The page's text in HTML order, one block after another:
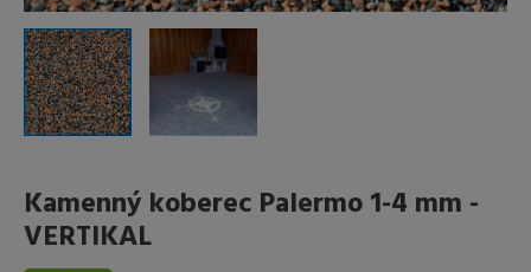
Kamenný koberec Palermo 1-4 mm -
VERTIKAL